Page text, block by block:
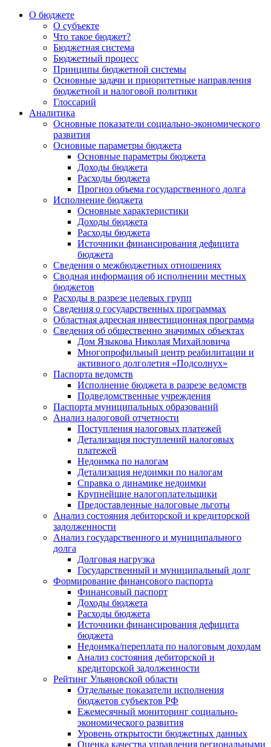
О бюджете
О субъекте
Что такое бюджет?
Бюджетная система
Бюджетный процесс
Принципы бюджетной системы
Основные задачи и приоритетные направления
бюджетной и налоговой политики
Глоссарий
Аналитика
Основные показатели социально-экономического
развития
Основные параметры бюджета
Основные параметры бюджета
Доходы бюджета
Расходы бюджета
Прогноз объема государственного долга
Исполнение бюджета
Основные характеристики
Доходы бюджета
Расходы бюджета
Источники финансирования дефицита
бюджета
Сведения о межбюджетных отношениях
Сводная информация об исполнении местных
бюджетов
Расходы в разрезе целевых групп
Сведения о государственных программах
Областная адресная инвестиционная программа
Сведения об общественно значимых объектах
Дом Языкова Николая Михайловича
Многопрофильный центр реабилитации и
активного долголетия «Подсолнух»
Паспорта ведомств
Исполнение бюджета в разрезе ведомств
Подведомственные учреждения
Паспорта муниципальных образований
Анализ налоговой отчетности
Поступления налоговых платежей
Детализация поступлений налоговых
платежей
Недоимка по налогам
Детализация недоимки по налогам
Справка о динамике недоимки
Крупнейшие налогоплательщики
Предоставленные налоговые льготы
Анализ состояния дебиторской и кредиторской
задолженности
Анализ государственного и муниципального
долга
Долговая нагрузка
Государственный и муниципальный долг
Формирование финансового паспорта
Финансовый паспорт
Доходы бюджета
Расходы бюджета
Источники финансирования дефицита
бюджета
Недоимка/переплата по налоговым доходам
Анализ состояния дебиторской и
кредиторской задолженности
Рейтинг Ульяновской области
Отдельные показатели исполнения
бюджетов субъектов РФ
Ежемесячный мониторинг социально-
экономического развития
Уровень открытости бюджетных данных
Оценка качества управления региональными